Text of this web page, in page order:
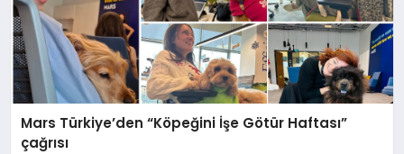
Mars Türkiye’den “Köpeğini İşe Götür Haftası”
çağrısı